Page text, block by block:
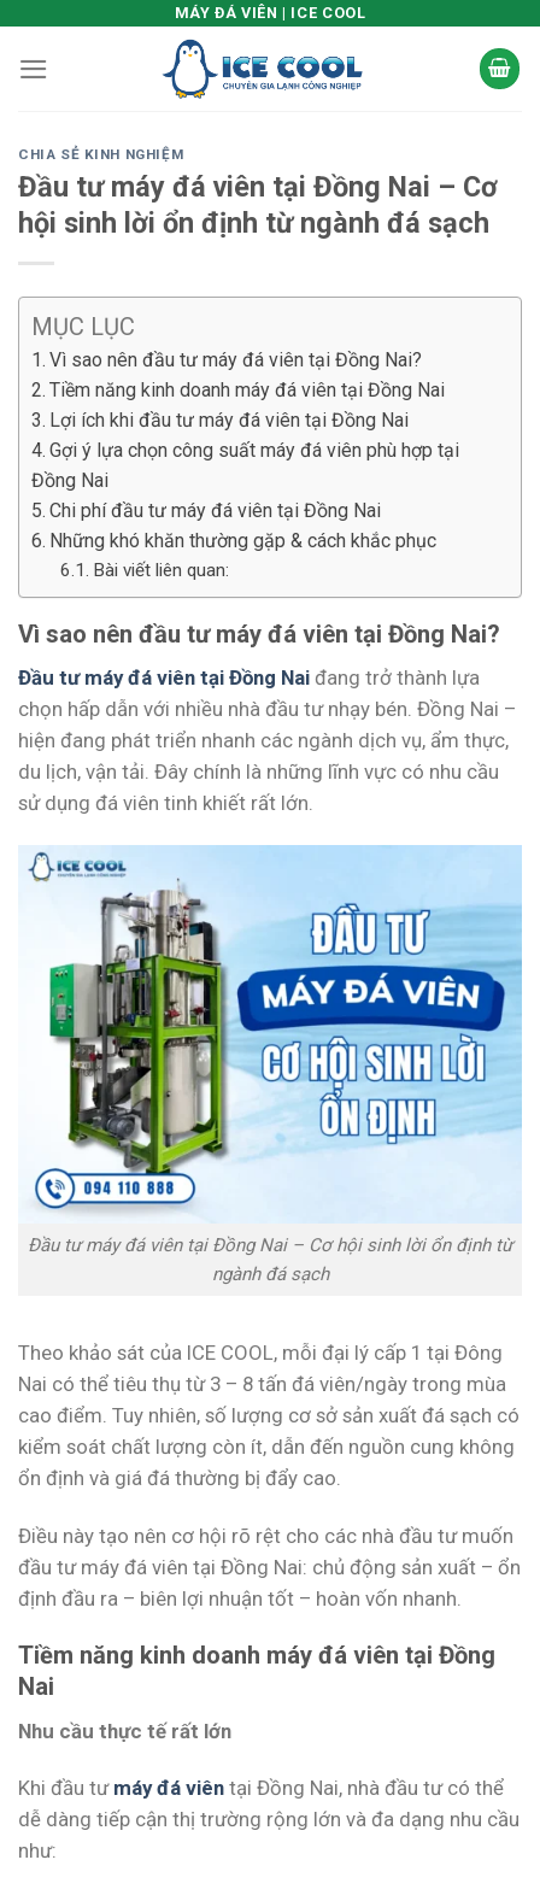
content
MÁY ĐÁ VIÊN | ICE COOL
CHIA SẺ KINH NGHIỆM
Đầu tư máy đá viên tại Đồng Nai – Cơ
hội sinh lời ổn định từ ngành đá sạch
MỤC LỤC
Vì sao nên đầu tư máy đá viên tại Đồng Nai?
Tiềm năng kinh doanh máy đá viên tại Đồng Nai
Lợi ích khi đầu tư máy đá viên tại Đồng Nai
Gợi ý lựa chọn công suất máy đá viên phù hợp tại
Đồng Nai
Chi phí đầu tư máy đá viên tại Đồng Nai
Những khó khăn thường gặp & cách khắc phục
Bài viết liên quan:
Vì sao nên đầu tư máy đá viên tại Đồng Nai?
Đầu tư máy đá viên tại Đồng Nai đang trở thành lựa
chọn hấp dẫn với nhiều nhà đầu tư nhạy bén. Đồng Nai –
hiện đang phát triển nhanh các ngành dịch vụ, ẩm thực,
du lịch, vận tải. Đây chính là những lĩnh vực có nhu cầu
sử dụng đá viên tinh khiết rất lớn.
Đầu tư máy đá viên tại Đồng Nai – Cơ hội sinh lời ổn định từ
ngành đá sạch
Theo khảo sát của ICE COOL, mỗi đại lý cấp 1 tại Đông
Nai có thể tiêu thụ từ 3 – 8 tấn đá viên/ngày trong mùa
cao điểm. Tuy nhiên, số lượng cơ sở sản xuất đá sạch có
kiểm soát chất lượng còn ít, dẫn đến nguồn cung không
ổn định và giá đá thường bị đẩy cao.
Điều này tạo nên cơ hội rõ rệt cho các nhà đầu tư muốn
đầu tư máy đá viên tại Đồng Nai: chủ động sản xuất – ổn
định đầu ra – biên lợi nhuận tốt – hoàn vốn nhanh.
Tiềm năng kinh doanh máy đá viên tại Đồng
Nai
Nhu cầu thực tế rất lớn
Khi đầu tư máy đá viên tại Đồng Nai, nhà đầu tư có thể
dễ dàng tiếp cận thị trường rộng lớn và đa dạng nhu cầu
như: